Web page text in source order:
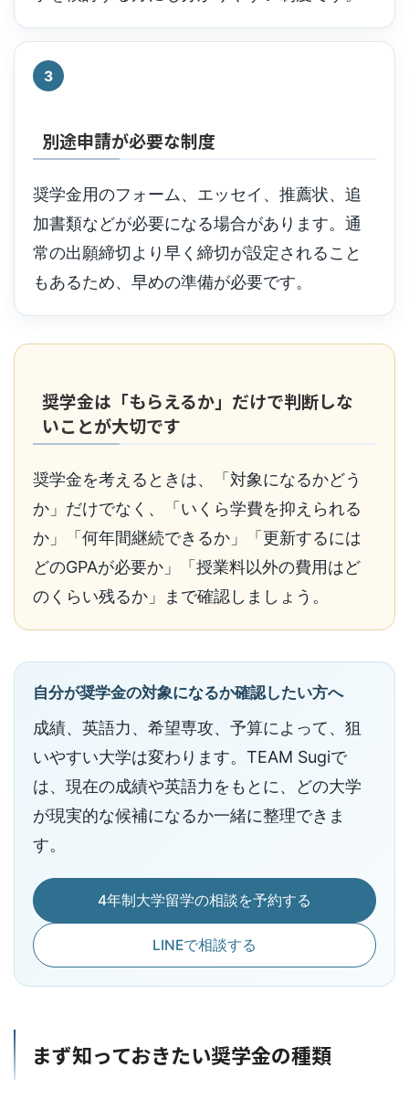
3
別途申請が必要な制度
奨学金用のフォーム、エッセイ、推薦状、追
加書類などが必要になる場合があります。通
常の出願締切より早く締切が設定されること
もあるため、早めの準備が必要です。
奨学金は「もらえるか」だけで判断しな
いことが大切です
奨学金を考えるときは、「対象になるかどう
か」だけでなく、「いくら学費を抑えられる
か」「何年間継続できるか」「更新するには
どのGPAが必要か」「授業料以外の費用はど
のくらい残るか」まで確認しましょう。
自分が奨学金の対象になるか確認したい方へ
成績、英語力、希望専攻、予算によって、狙
いやすい大学は変わります。TEAM Sugiで
は、現在の成績や英語力をもとに、どの大学
が現実的な候補になるか一緒に整理できま
す。
4年制大学留学の相談を予約する
LINEで相談する
まず知っておきたい奨学金の種類